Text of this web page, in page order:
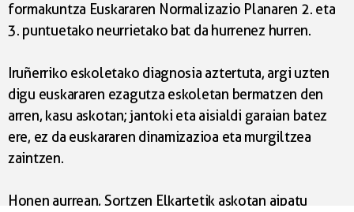
formakuntza Euskararen Normalizazio Planaren 2. eta
3. puntuetako neurrietako bat da hurrenez hurren.
Iruñerriko eskoletako diagnosia aztertuta, argi uzten
digu euskararen ezagutza eskoletan bermatzen den
arren, kasu askotan; jantoki eta aisialdi garaian batez
ere, ez da euskararen dinamizazioa eta murgiltzea
zaintzen.
Honen aurrean, Sortzen Elkartetik askotan aipatu